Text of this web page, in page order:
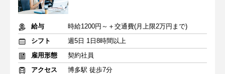
給与
時給1200円～＋交通費(月上限2万円まで)
シフト
週5日 1日8時間以上
雇用形態
契約社員
アクセス
博多駅 徒歩7分